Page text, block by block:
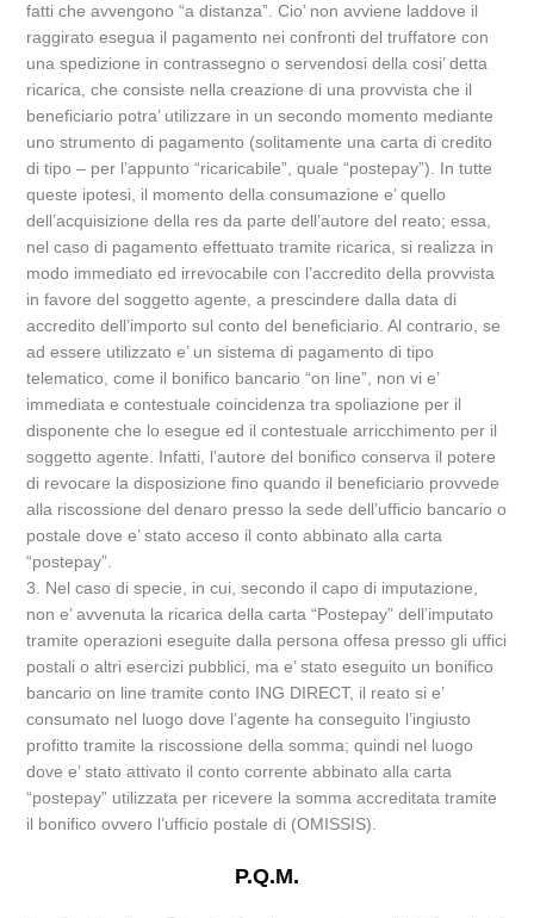
fatti che avvengono “a distanza”. Cio’ non avviene laddove il
raggirato esegua il pagamento nei confronti del truffatore con
una spedizione in contrassegno o servendosi della cosi’ detta
ricarica, che consiste nella creazione di una provvista che il
beneficiario potra’ utilizzare in un secondo momento mediante
uno strumento di pagamento (solitamente una carta di credito
di tipo – per l’appunto “ricaricabile”, quale “postepay”). In tutte
queste ipotesi, il momento della consumazione e’ quello
dell’acquisizione della res da parte dell’autore del reato; essa,
nel caso di pagamento effettuato tramite ricarica, si realizza in
modo immediato ed irrevocabile con l’accredito della provvista
in favore del soggetto agente, a prescindere dalla data di
accredito dell’importo sul conto del beneficiario. Al contrario, se
ad essere utilizzato e’ un sistema di pagamento di tipo
telematico, come il bonifico bancario “on line”, non vi e’
immediata e contestuale coincidenza tra spoliazione per il
disponente che lo esegue ed il contestuale arricchimento per il
soggetto agente. Infatti, l’autore del bonifico conserva il potere
di revocare la disposizione fino quando il beneficiario provvede
alla riscossione del denaro presso la sede dell’ufficio bancario o
postale dove e’ stato acceso il conto abbinato alla carta
“postepay”.
3. Nel caso di specie, in cui, secondo il capo di imputazione,
non e’ avvenuta la ricarica della carta “Postepay” dell’imputato
tramite operazioni eseguite dalla persona offesa presso gli uffici
postali o altri esercizi pubblici, ma e’ stato eseguito un bonifico
bancario on line tramite conto ING DIRECT, il reato si e’
consumato nel luogo dove l’agente ha conseguito l’ingiusto
profitto tramite la riscossione della somma; quindi nel luogo
dove e’ stato attivato il conto corrente abbinato alla carta
“postepay” utilizzata per ricevere la somma accreditata tramite
il bonifico ovvero l’ufficio postale di (OMISSIS).
P.Q.M.